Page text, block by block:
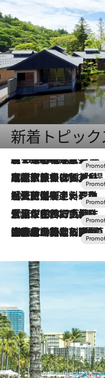
新着トピッ
2026.8.7
【トンボの足水浴】ヒノキの香りに包まれて涼感マックス！約13℃の湧水かけ流しを避暑地「星野温泉 トンボの湯」で体験
2026.7.31
【ホテル帰省】という選択肢をOMOが提案。家族とほどよい距離を保つには「昼は実家、夜は気兼ねなくホテルで！」
2026.7.24
【夏限定ディナーコース】旬を迎える稚鮎や花ズッキーニなどをイタリア・トスカーナの郷土料理の手法で満喫！
2026.7.17
「土佐和ハーブかき氷」がOMO7高知に登場！生姜、山椒、大葉など目にも舌にも涼を呼ぶ郷土の味
2026.7.10
NEW OPEN！【界 草津】名湯の地に誕生。趣の異なる2種の温泉と上州ならではの会席・蕎麦割烹など美食を味わう究極の癒やし旅